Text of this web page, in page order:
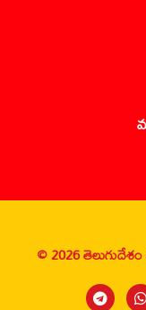
© 2026 తెలుగుదేశం